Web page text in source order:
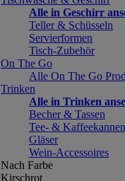
Alle in Geschirr
Teller & Schüsseln
Servierformen
Tisch-Zubehör
On The Go
Alle On The Go
Trinken
Alle in Trinken
Becher & Tassen
Tee- & Kaffeekannen
Gläser
Wein-Accessoires
Nach Farbe
Kirschrot